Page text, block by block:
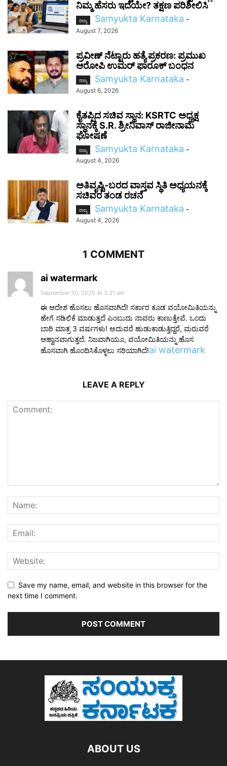
ನಿಮ್ಮ ಹೆಸರು ಇದೆಯೇ? ತಕ್ಷಣ ಪರಿಶೀಲಿಸಿ
ರಾಜ್ಯ Samyukta Karnataka -
August 7, 2026
ಪ್ರವೀಣ್ ನೆಟ್ಟಾರು ಹತ್ಯೆ ಪ್ರಕರಣ: ಪ್ರಮುಖ
ಆರೋಪಿ ಉಮರ್ ಫಾರೂಕ್ ಬಂಧನ
ರಾಜ್ಯ Samyukta Karnataka -
August 6, 2026
ಕೈತಪ್ಪಿದ ಸಚಿವ ಸ್ಥಾನ: KSRTC ಅಧ್ಯಕ್ಷ
ಸ್ಥಾನಕ್ಕೆ S.R. ಶ್ರೀನಿವಾಸ್ ರಾಜೀನಾಮೆ
ಘೋಷಣೆ
ರಾಜ್ಯ Samyukta Karnataka -
August 4, 2026
ಅತಿವೃಷ್ಟಿ-ಬರದ ವಾಸ್ತವ ಸ್ಥಿತಿ ಅಧ್ಯಯನಕ್ಕೆ
ಸಚಿವರ ತಂಡ ರಚನೆ
ರಾಜ್ಯ Samyukta Karnataka -
August 4, 2026
1 COMMENT
ai watermark
September 30, 2025 At 3:31 am
ಈ ಆದೇಶ ಹೊಸಲು ಹೊಸವಾಗಿದೆ! ಸರ್ಕಾರ ಕೂಡ ವಯೋಮಿತಿಯನ್ನು
ಹೇಗೆ ಸಡಿಲಿಕೆ ಮಾಡುತ್ತದೆ ಎಂಬುದು ನಾವರು ಕಾಣುತ್ತೇವೆ. ಒಂದು
ಬಾರಿ ಮಾತ್ರ 3 ವರ್ಷಗಳು! ಅದುವರೆ ಹುಡುಕಾಡುತ್ತಿದ್ದರೆ, ಮರುವರೆ
ಆಹ್ವಾನವಾಗುತ್ತದೆ. ನಿಜವಾಗಿಯೂ, ವಯೋಮಿತಿಯನ್ನು ಹೊಸ
ಹೊಸವಾಗಿ ಹೊಂದಿಸಿಕೊಳ್ಳಲು ಸರಿಯಾಗಿದೆ!ai watermark
LEAVE A REPLY
Save my name, email, and website in this browser for the
next time I comment.
ABOUT US